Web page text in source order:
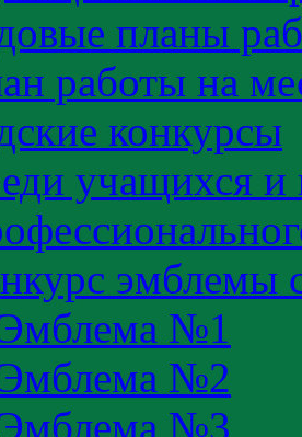
планы
работы на
конкурсы
учащихся и
эмблемы
№1
№2
№3